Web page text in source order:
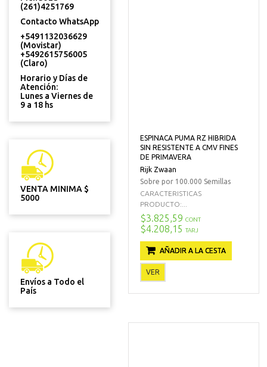
(261)4251769
Contacto WhatsApp
+5491132036629
(Movistar)
+5492615756005
(Claro)
Horario y Días de
Atención:
Lunes a Viernes de
9 a 18 hs
VENTA MINIMA $
5000
Envíos a Todo el
País
ESPINACA PUMA RZ HIBRIDA
SIN RESISTENTE A CMV FINES
DE PRIMAVERA
Rijk Zwaan
Sobre por 100.000 Semillas
CARACTERISTICAS
PRODUCTO:...
$3.825,59 CONT
$4.208,15 TARJ
AÑADIR A LA CESTA
VER